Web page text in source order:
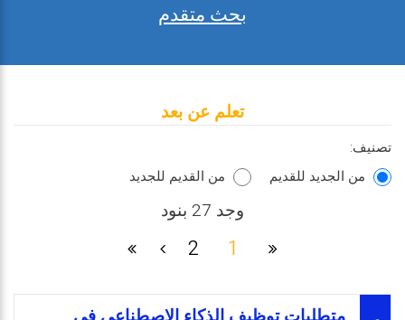
بحث متقدم
تعلم عن بعد
تصنيف:
من الجديد للقديم
من القديم للجديد
وجد 27 بنود
1
2